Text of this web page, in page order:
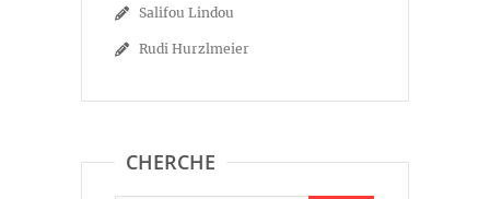
Salifou Lindou
Rudi Hurzlmeier
CHERCHE